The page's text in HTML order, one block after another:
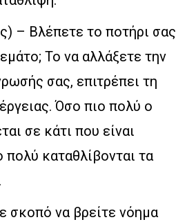
– Βλέπετε το ποτήρι σας
Το να αλλάξετε την
σας, επιτρέπει τη
Όσο πιο πολύ ο
σε κάτι που είναι
πολύ καταθλίβονται τα
να βρείτε νόημα